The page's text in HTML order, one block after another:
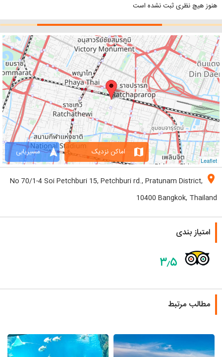
هنوز هیچ نظری ثبت نشده است
Leaflet
navigation مسیریابی map اماکن نزدیک
location_on
No 70/1-4 Soi Petchburi 15, Petchburi rd., Pratunam District,
10400 Bangkok, Thailand
امتیاز بندی
۳٫۵
مطالب مرتبط